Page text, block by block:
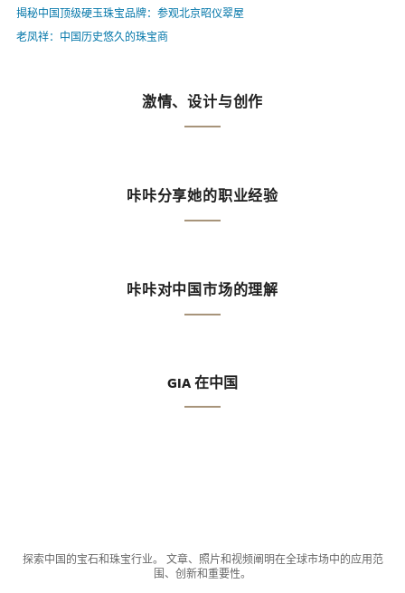
揭秘中国顶级硬玉珠宝品牌：参观北京昭仪翠屋
老凤祥：中国历史悠久的珠宝商
激情、设计与创作
咔咔分享她的职业经验
咔咔对中国市场的理解
GIA 在中国
探索中国的宝石和珠宝行业。 文章、照片和视频阐明在全球市场中的应用范
围、创新和重要性。